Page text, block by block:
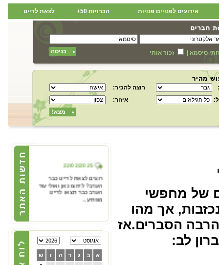
אירועים לפנויים פנויות הכרויות 50+ לצאת לדייט
סיסמא זכור אותי כניסה
רוצה להכיר:
איזור:
מצא!
של מחפשי
אך מהו
הסברים.אז
לב:
22/02/2025
רוצים לצאת לדייט כבר
הערב? ליחצו כאן ואולי עוד
הערב כבר תצאו לדייט
מפתיע...
22/02/2025
הכרויות לפרק ב' - קבוצת
פייסבוק תוססת ופעילה
לגרושים וגרושות שמחפשים
הכרות לפרק ב - להצטרפות
ליחצו כאן
א ב ג ד ה ו ש